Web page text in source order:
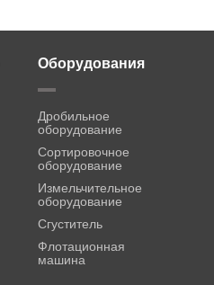
Оборудования
Дробильное
оборудование
Сортировочное
оборудование
Измельчительное
оборудование
Сгуститель
Флотационная
машина